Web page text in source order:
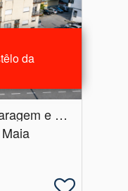
da
Apartamento T3 com Garagem e Duas Varandas a 5 Minutos do Metro e do ISMAI | Castêlo da Maia